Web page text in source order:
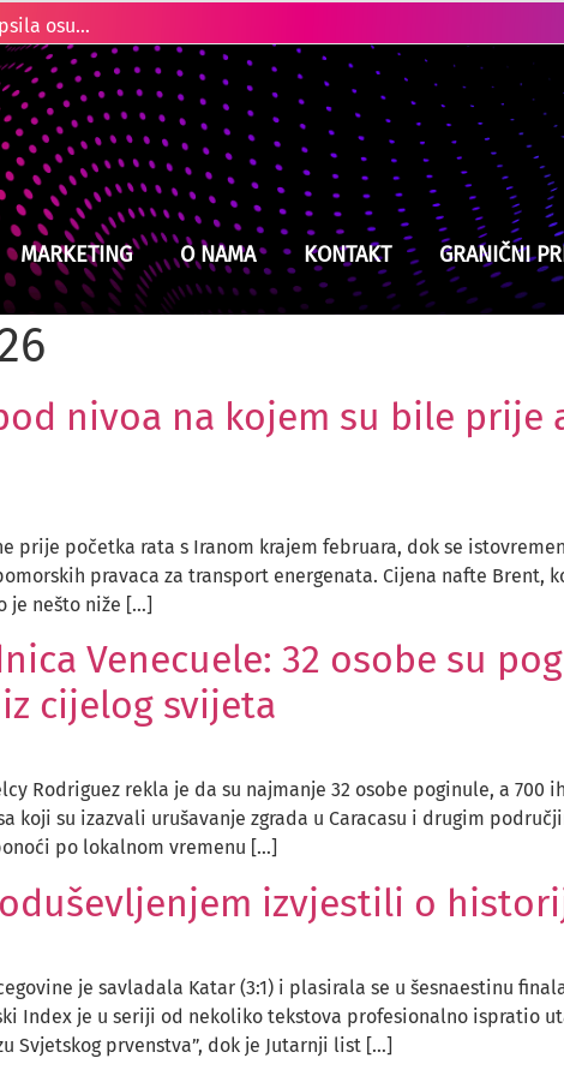
Na snazi i dalje narandžasto upozorenje: Čekaju nas visoke temperature
Toplotna kupola širi se prema Balkanu: Spremite se za temperature do 43 stepena
MARKETING O NAMA KONTAKT GRANIČNI
nivoa na kojem su bile prije
prije početka rata s Iranom krajem februara, dok se
pravaca za transport energenata. Cijena nafte
je nešto niže […]
Venecuele: 32 osobe su
cijelog svijeta
Rodriguez rekla je da su najmanje 32 osobe poginule, a 700
koji su izazvali urušavanje zgrada u Caracasu i drugim
po lokalnom vremenu […]
izvjestili o
je savladala Katar (3:1) i plasirala se u šesnaestinu
Index je u seriji od nekoliko tekstova profesionalno ispratio
Svjetskog prvenstva”, dok je Jutarnji list […]